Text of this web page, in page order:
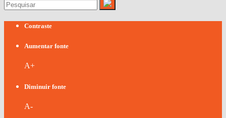
Contraste
Aumentar fonte
A+
Diminuir fonte
A-